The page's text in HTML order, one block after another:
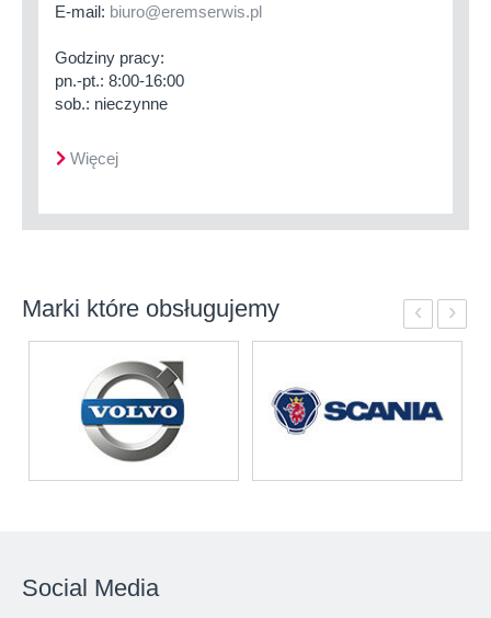
E-mail: biuro@eremserwis.pl
Godziny pracy:
pn.-pt.: 8:00-16:00
sob.: nieczynne
Więcej
Marki które obsługujemy ‹ ›
Social Media